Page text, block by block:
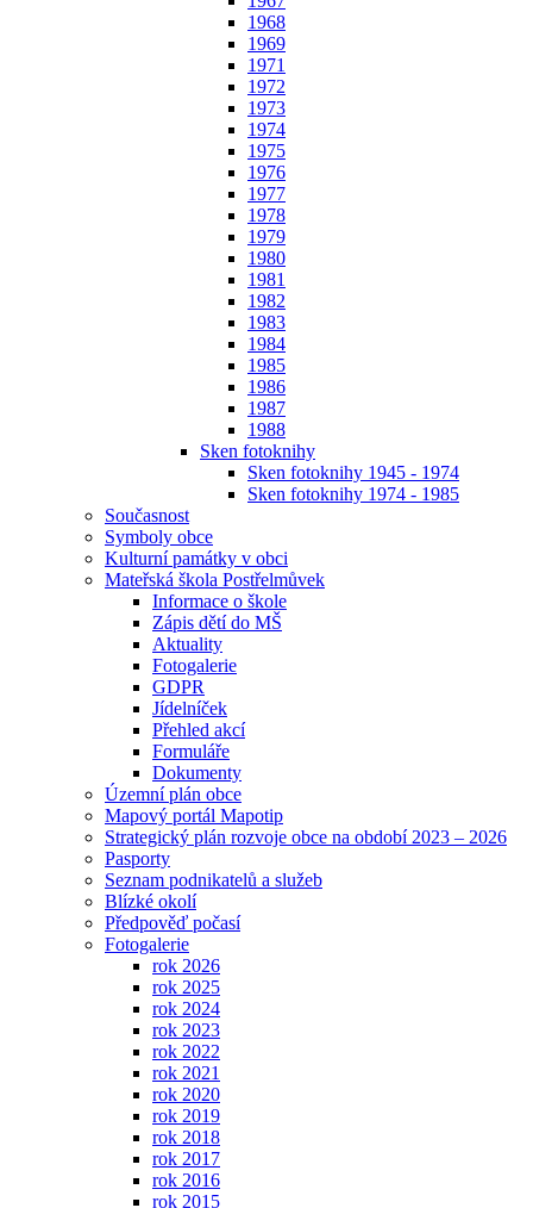
1968
1969
1971
1972
1973
1974
1975
1976
1977
1978
1979
1980
1981
1982
1983
1984
1985
1986
1987
1988
Sken fotoknihy
Sken fotoknihy 1945 - 1974
Sken fotoknihy 1974 - 1985
Současnost
Symboly obce
Kulturní památky v obci
Mateřská škola Postřelmůvek
Informace o škole
Zápis dětí do MŠ
Aktuality
Fotogalerie
GDPR
Jídelníček
Přehled akcí
Formuláře
Dokumenty
Územní plán obce
Mapový portál Mapotip
Strategický plán rozvoje obce na období 2023 – 2026
Pasporty
Seznam podnikatelů a služeb
Blízké okolí
Předpověď počasí
Fotogalerie
rok 2026
rok 2025
rok 2024
rok 2023
rok 2022
rok 2021
rok 2020
rok 2019
rok 2018
rok 2017
rok 2016
rok 2015